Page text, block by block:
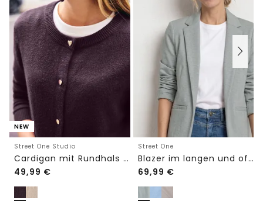
NEW
Street One Studio
Cardigan mit Rundhals und Knöpfen
49,99 €
Street One
Blazer im langen und offenen Schnitt
69,99 €